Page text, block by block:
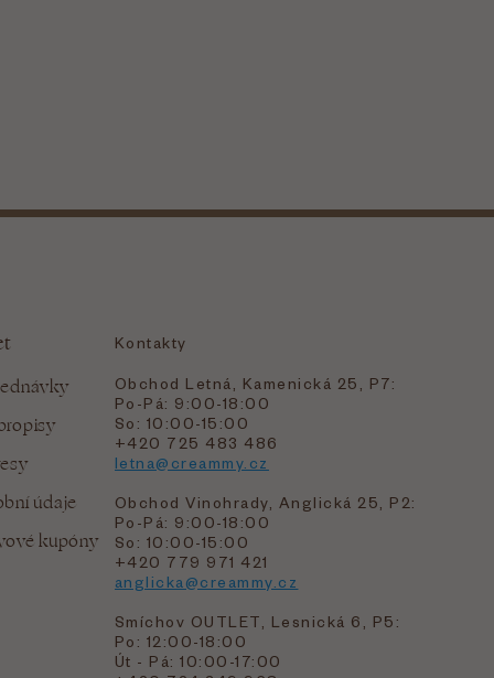
údaje
kupóny
Kontakty
Obchod Letná, Kamenická 25, P7:
Po-Pá: 9:00-18:00
So: 10:00-15:00
+420 725 483 486
letna@creammy.cz
Obchod Vinohrady, Anglická 25, P2:
Po-Pá: 9:00-18:00
So: 10:00-15:00
+420 779 971 421
anglicka@creammy.cz
Smíchov OUTLET, Lesnická 6, P5:
Po: 12:00-18:00
Út - Pá: 10:00-17:00